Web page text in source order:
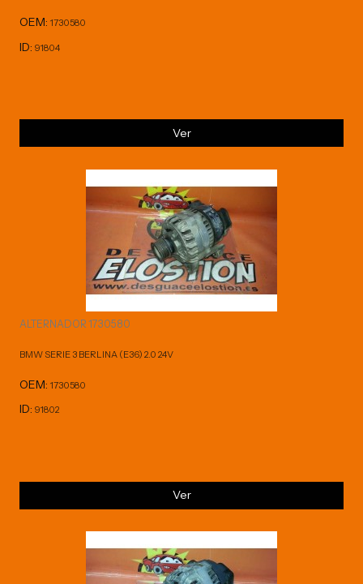
OEM: 1730580
ID: 91804
Ver
ALTERNADOR 1730580
BMW SERIE 3 BERLINA (E36) 2.0 24V
OEM: 1730580
ID: 91802
Ver